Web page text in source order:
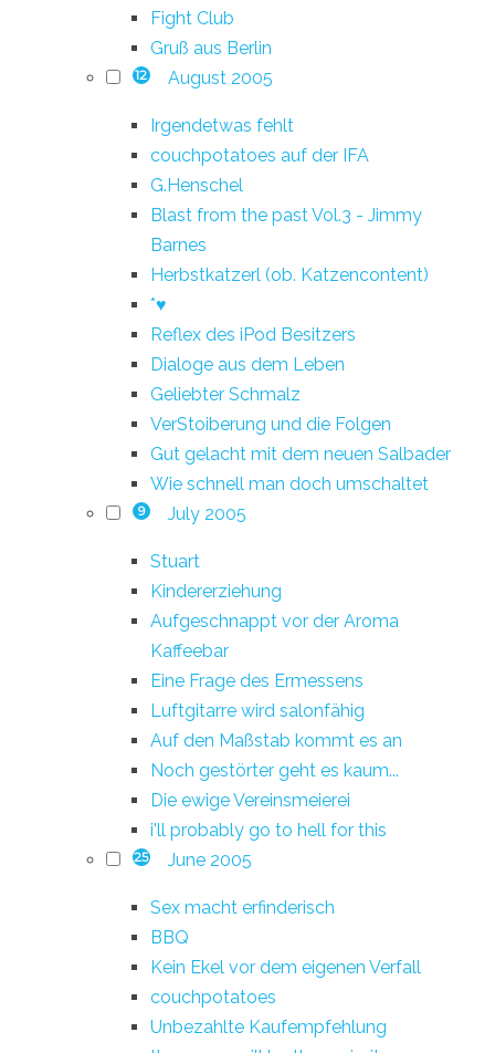
Fight Club
Gruß aus Berlin
12 August 2005
Irgendetwas fehlt
couchpotatoes auf der IFA
G.Henschel
Blast from the past Vol.3 - Jimmy
Barnes
Herbstkatzerl (ob. Katzencontent)
*♥
Reflex des iPod Besitzers
Dialoge aus dem Leben
Geliebter Schmalz
VerStoiberung und die Folgen
Gut gelacht mit dem neuen Salbader
Wie schnell man doch umschaltet
9 July 2005
Stuart
Kindererziehung
Aufgeschnappt vor der Aroma
Kaffeebar
Eine Frage des Ermessens
Luftgitarre wird salonfähig
Auf den Maßstab kommt es an
Noch gestörter geht es kaum...
Die ewige Vereinsmeierei
i'll probably go to hell for this
25 June 2005
Sex macht erfinderisch
BBQ
Kein Ekel vor dem eigenen Verfall
couchpotatoes
Unbezahlte Kaufempfehlung